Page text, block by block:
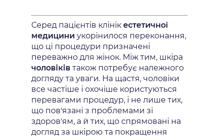
Серед пацієнтів клінік естетичної
медицини укорінилося переконання,
що ці процедури призначені
переважно для жінок. Між тим, шкіра
чоловіків також потребує належного
догляду та уваги. На щастя, чоловіки
все частіше і охочіше користуються
перевагами процедур, і не лише тих,
що пов'язані з проблемами зі
здоров'ям, а й тих, що спрямовані на
догляд за шкірою та покращення